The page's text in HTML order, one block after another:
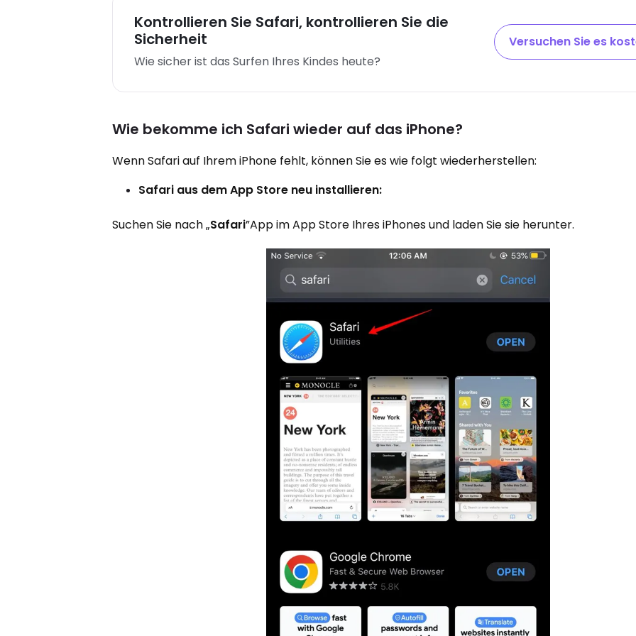
Kontrollieren Sie Safari, kontrollieren Sie die
Sicherheit
Wie sicher ist das Surfen Ihres Kindes heute?
Versuchen Sie es
Wie bekomme ich Safari wieder auf das iPhone?
Wenn Safari auf Ihrem iPhone fehlt, können Sie es wie folgt wiederherstellen:
Safari aus dem App Store neu installieren:
Suchen Sie nach „Safari”App im App Store Ihres iPhones und laden Sie sie herunter.